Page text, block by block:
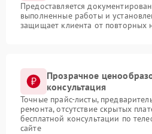
Предоставляется
выполненные работы и
защищает клиента от повторных
Прозрачное
консультация
Точные прайс-листы,
ремонта, отсутствие скрытых
бесплатной консультации по
сайте